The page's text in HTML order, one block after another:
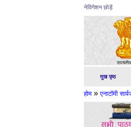
नेविगेशन छोड़ें
मुख पृष्ठ
होम»एनाटॉमी